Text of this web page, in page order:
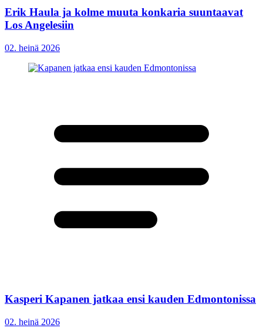
Erik Haula ja kolme muuta konkaria suuntaavat
Los Angelesiin
02. heinä 2026
Kasperi Kapanen jatkaa ensi kauden Edmontonissa
02. heinä 2026